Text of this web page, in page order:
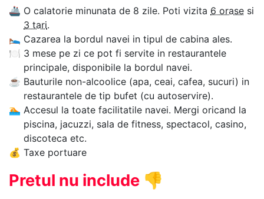
🚢 O calatorie minunata de 8 zile. Poti vizita 6 orase si
3 tari.
🛌 Cazarea la bordul navei in tipul de cabina ales.
🍽 3 mese pe zi ce pot fi servite in restaurantele
principale, disponibile la bordul navei.
☕ Bauturile non-alcoolice (apa, ceai, cafea, sucuri) in
restaurantele de tip bufet (cu autoservire).
🏊‍ Accesul la toate facilitatile navei. Mergi oricand la
piscina, jacuzzi, sala de fitness, spectacol, casino,
discoteca etc.
💰 Taxe portuare
Pretul nu include 👎